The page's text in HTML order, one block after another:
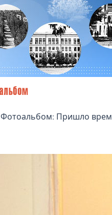
Фотоальбом: Пришло